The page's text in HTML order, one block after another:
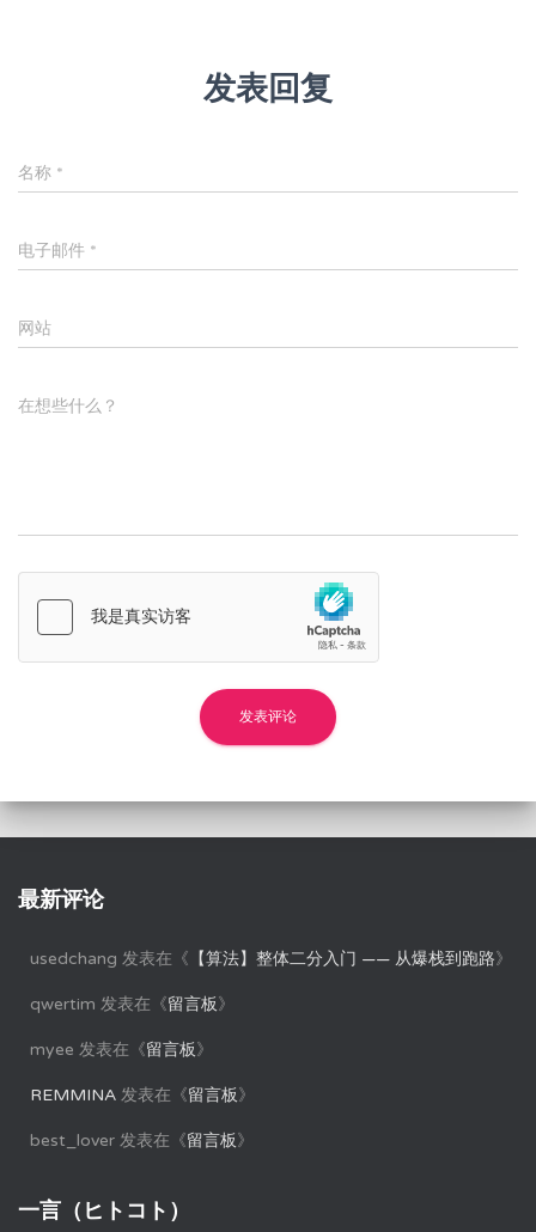
发表回复
名称 *
电子邮件 *
网站
在想些什么？
最新评论
usedchang 发表在《 【算法】整体二分入门 —— 从爆栈到跑路》
qwertim 发表在《留言板》
myee 发表在《留言板》
REMMINA 发表在《留言板》
best_lover 发表在《留言板》
一言（ヒトコト）